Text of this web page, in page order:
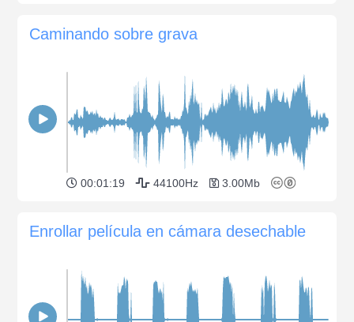
Caminando sobre grava
00:01:19 44100Hz 3.00Mb
Enrollar película en cámara desechable